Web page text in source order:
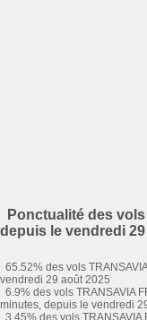
Ponctualité des vols
depuis le vendredi
65.52% des vols
vendredi 29 août 2025
6.9% des vols TRANSAVIA
minutes, depuis le vendredi
3.45% des vols